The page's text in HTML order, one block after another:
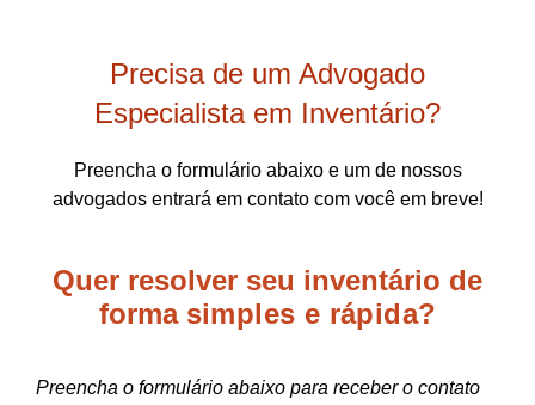
Precisa de um Advogado
Especialista em Inventário?
Preencha o formulário abaixo e um de nossos
advogados entrará em contato com você em breve!
Quer resolver seu inventário de
forma simples e rápida?
Preencha o formulário abaixo para receber o contato